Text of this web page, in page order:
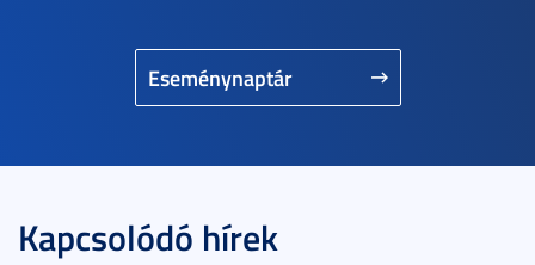
Eseménynaptár
Kapcsolódó hírek